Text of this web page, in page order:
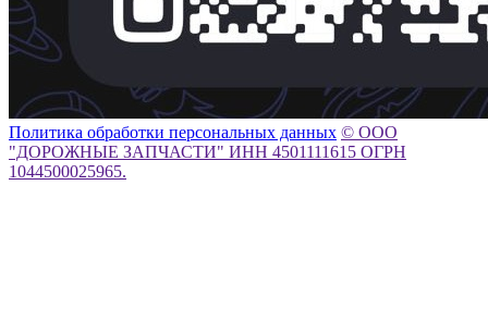
Политика обработки персональных данных © ООО
"ДОРОЖНЫЕ ЗАПЧАСТИ" ИНН 4501111615 ОГРН
1044500025965.